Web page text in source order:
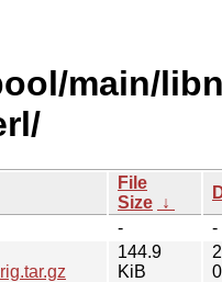
main/
File
Size ↓
-
-
144.9
KiB